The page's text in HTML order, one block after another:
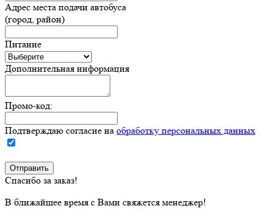
Адрес места подачи автобуса
(город, район)
Питание
Дополнительная информация
Промо-код:
Подтверждаю согласие на обработку персональных данных
Спасибо за заказ!
В ближайшее время с Вами свяжется менеджер!